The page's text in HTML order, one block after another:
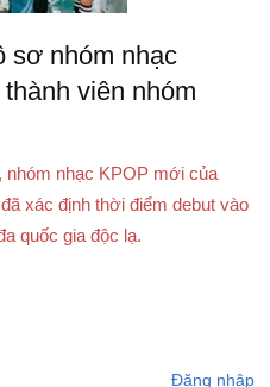
sơ nhóm nhạc
viên nhóm
nhóm nhạc KPOP mới của
xác định thời điểm debut vào
quốc gia độc lạ.
Đăng nhập